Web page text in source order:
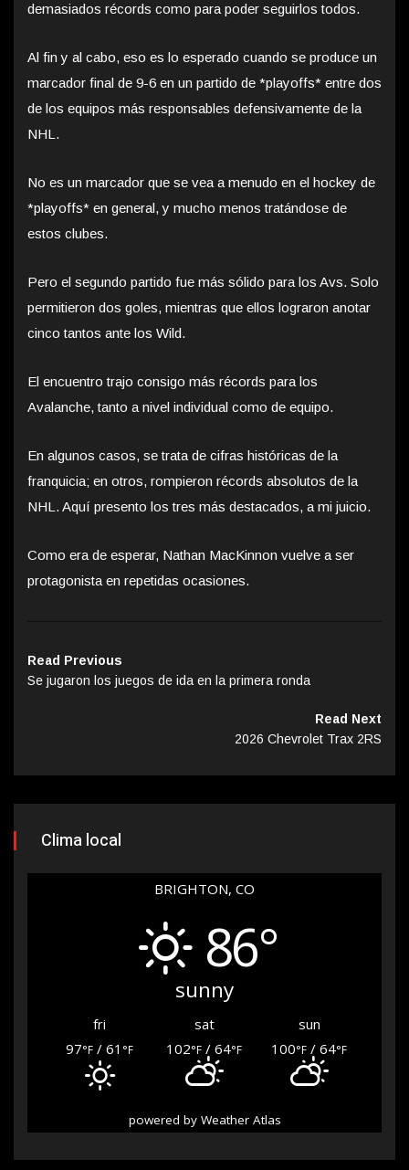
demasiados récords como para poder seguirlos todos.
Al fin y al cabo, eso es lo esperado cuando se produce un
marcador final de 9-6 en un partido de *playoffs* entre dos
de los equipos más responsables defensivamente de la
NHL.
No es un marcador que se vea a menudo en el hockey de
*playoffs* en general, y mucho menos tratándose de
estos clubes.
Pero el segundo partido fue más sólido para los Avs. Solo
permitieron dos goles, mientras que ellos lograron anotar
cinco tantos ante los Wild.
El encuentro trajo consigo más récords para los
Avalanche, tanto a nivel individual como de equipo.
En algunos casos, se trata de cifras históricas de la
franquicia; en otros, rompieron récords absolutos de la
NHL. Aquí presento los tres más destacados, a mi juicio.
Como era de esperar, Nathan MacKinnon vuelve a ser
protagonista en repetidas ocasiones.
Read Previous
Se jugaron los juegos de ida en la primera ronda
Read Next
2026 Chevrolet Trax 2RS
Clima local
BRIGHTON, CO
86°
sunny
fri sat
sun
97°F / 61 °F 102°F / 64°F 100°F / 64°F
powered by Weather Atlas